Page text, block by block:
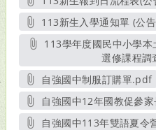
另開新視
113新生入學通知單 (公
另開新視窗
選修課程
自強國中制服訂購單.pdf
另開新視窗
自強國中12年國教促參
另開新
自強國中113年雙語夏令